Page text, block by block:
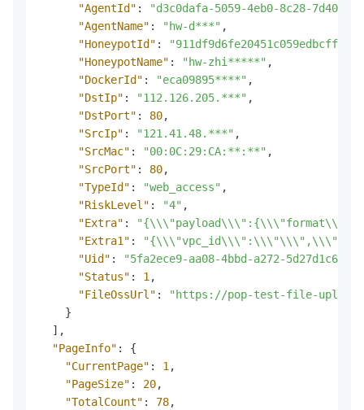
"AgentId" :
"d3c0dafa-5059-4eb0-8c28-
"AgentName" : "hw-d***" ,
"HoneypotId" :
"HoneypotName" : "hw-zhi*****" ,
"DockerId" : "eca09895****" ,
"DstIp" : "112.126.205.***" ,
"DstPort" : 80,
"SrcIp" : "121.41.48.***" ,
"SrcMac" : "00:0C:29:CA:**:**" ,
"SrcPort" : 80,
"TypeId" : "web_access" ,
"RiskLevel" : "4" ,
"Extra" :
"Extra1" :
"Uid" :
"5fa2ece9-aa08-4bbd-a272-
"Status" : 1 ,
"FileOssUrl" :
"https://pop-test-file-
}
] ,
"PageInfo" :
{
"CurrentPage" : 1 ,
"PageSize" : 20,
"TotalCount" : 78,